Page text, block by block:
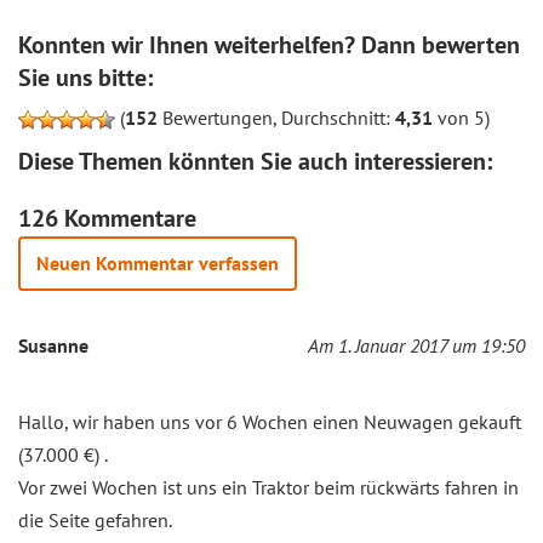
Konnten wir Ihnen weiterhelfen? Dann bewerten
Sie uns bitte:
(152 Bewertungen, Durchschnitt: 4,31 von 5)
Diese Themen könnten Sie auch interessieren:
126 Kommentare
Neuen Kommentar verfassen
Susanne Am 1. Januar 2017 um 19:50
Hallo, wir haben uns vor 6 Wochen einen Neuwagen gekauft
(37.000 €) .
Vor zwei Wochen ist uns ein Traktor beim rückwärts fahren in
die Seite gefahren.